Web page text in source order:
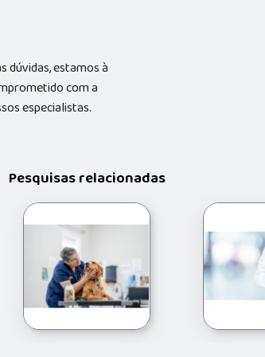
dúvidas, estamos à
com a
especialistas.
Pesquisas relacionadas